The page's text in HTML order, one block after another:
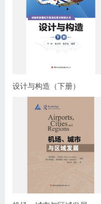
设计与构造（下册）